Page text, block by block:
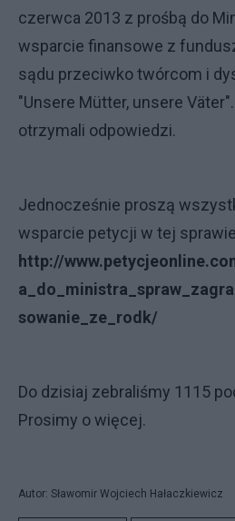
czerwca 2013 z prośbą do
wsparcie finansowe z
sądu przeciwko twórcom i
"Unsere Mütter, unsere
otrzymali odpowiedzi.
Jednocześnie proszą
wsparcie petycji w tej
http://
sowanie_ze_rodk/
Do dzisiaj zebraliśmy 1115
Prosimy o więcej.
Autor: Sławomir Wojciech Hałaczkiewicz